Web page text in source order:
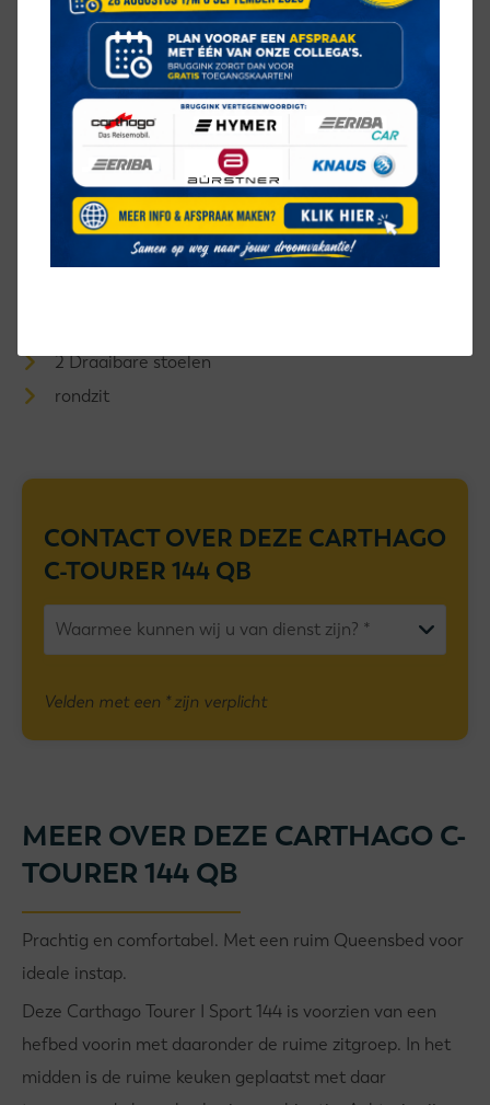
vrijstaand bed
KEUKEN
middenkeuken
SANITAIR
midden-opstelling
2 Draaibare stoelen
rondzit
CONTACT OVER DEZE CARTHAGO
C-TOURER 144 QB
Velden met een * zijn verplicht
MEER OVER DEZE CARTHAGO C-
TOURER 144 QB
Prachtig en comfortabel. Met een ruim Queensbed voor
ideale instap.
Deze Carthago Tourer I Sport 144 is voorzien van een
hefbed voorin met daaronder de ruime zitgroep. In het
midden is de ruime keuken geplaatst met daar